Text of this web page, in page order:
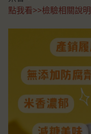
點我看>>檢驗相關說明